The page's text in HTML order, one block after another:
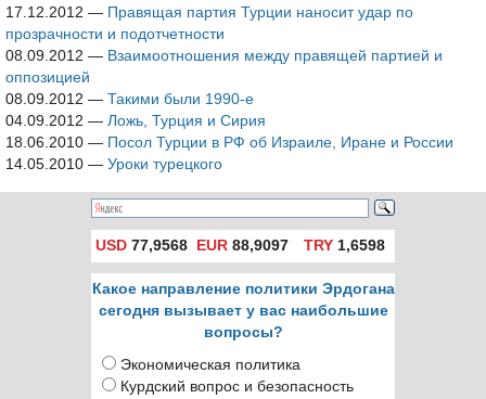
17.12.2012 — Правящая партия Турции наносит удар по
прозрачности и подотчетности
08.09.2012 — Взаимоотношения между правящей партией и
оппозицией
08.09.2012 — Такими были 1990-е
04.09.2012 — Ложь, Турция и Сирия
18.06.2010 — Посол Турции в РФ об Израиле, Иране и России
14.05.2010 — Уроки турецкого
USD 77,9568 EUR 88,9097 TRY1,6598
Какое направление политики Эрдогана
сегодня вызывает у вас наибольшие
вопросы?
Экономическая политика
Курдский вопрос и безопасность